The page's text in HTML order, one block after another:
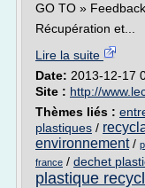
GO TO »
Récupération et...
Lire la suite
Date: 2013-12-17
Site : http://
Thèmes liés :
plastiques /
environnement/
france / dechet
plastique